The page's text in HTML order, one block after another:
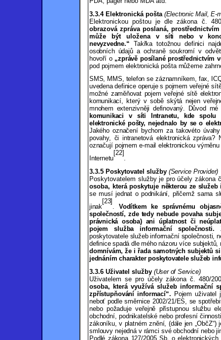
3.3.4 Elektronická pošta (Electronic Mail, E-
Elektronickou poštou je dle zákona č.
obrazová zpráva poslaná,
může být uložena v síti nebo v
nevyzvedne.“ Takřka totožnou definici
osobních údajů a ochraně soukromí v
hovoří o „zprávě posílané prostřednictvím
pod pojmem elektronická pošta můžeme
SMS, MMS, telefon se záznamníkem, fax,
uvedena definice operuje s pojmem veřejné
možné zaměňovat pojem veřejné sítě
komunikací, který v sobě skýtá nejen
mnohem extenzivněji definovaný. Důvod
komunikaci v síti Intranetu, kde spolu
elektronické pošty, nejednalo by se o
Jakého označení bychom za takovéto
povahy, či intranetová elektronická
označují pojmem e-mail elektronickou
Internetu
[22]
.
3.3.5 Poskytovatel služby (Service Provider)
Poskytovatelem služby je pro účely zákona
osoba, která poskytuje některou ze
se musí jednat o podnikání, přičemž sama
jinak
[23]
. Vodítkem ke správnému
společností, zde tedy nebude povaha
právnická osoba) ani úplatnost či
pojem služba informační společnosti.
poskytovatele služeb informační společnosti,
definice spadá dle mého názoru více
domnívám, že i řada samotných subjektů
jednáním charakter poskytovatele služeb
3.3.6 Uživatel služby (User of Service)
Uživatelem se pro účely zákona č. 480/
osoba, která využívá služeb informační
zpřístupňování informací“. Pojem uživatel
neboť podle směrnice 2002/21/ES, se
nebo požaduje veřejně přístupnou službu
obchodní, podnikatelské nebo profesní
zákoníku, v platném znění, (dále jen „ObčZ“)
smlouvy nejedná v rámci své obchodní nebo
Podlé zákona 127/2005 Sb. o